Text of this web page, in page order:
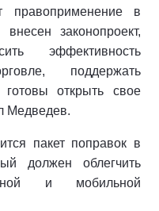
правоприменение в
законопроект,
эффективность
поддержать
готовы открыть свое
Медведев.
пакет поправок в
должен облегчить
и мобильной